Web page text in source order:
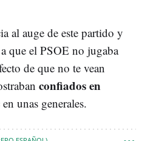
al auge de este partido y
que el PSOE no jugaba
de que no te vean
confiados en
en unas generales.